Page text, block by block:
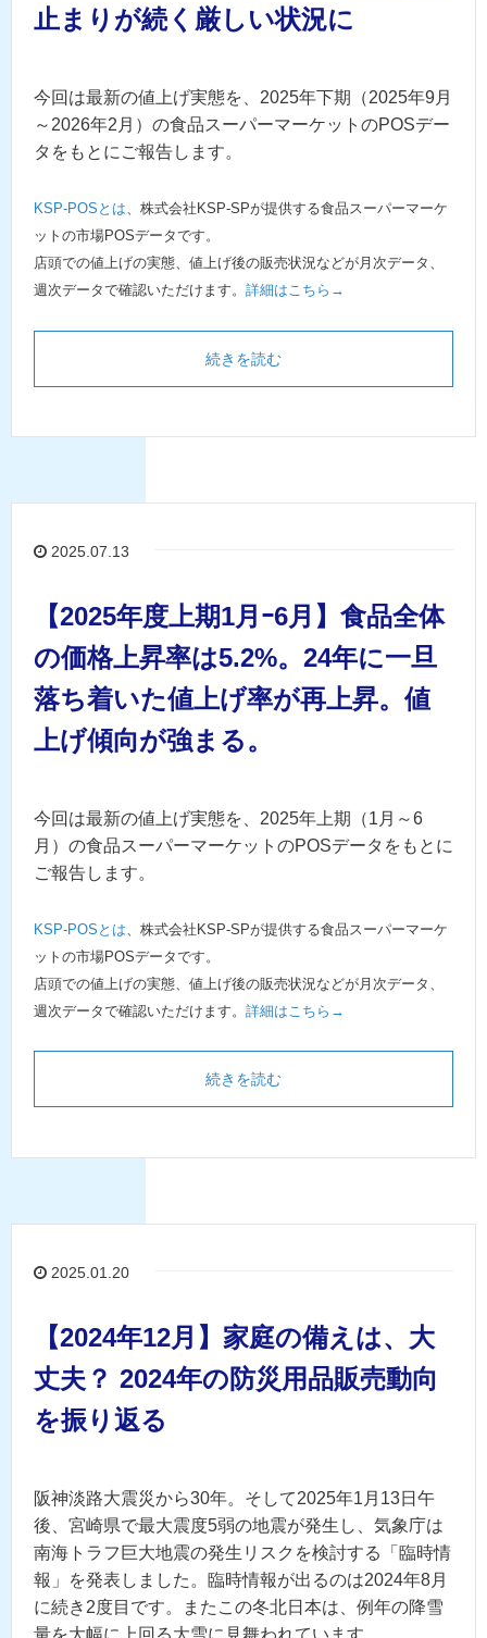
止まりが続く厳しい状況に
今回は最新の値上げ実態を、2025年下期（2025年9月
～2026年2月）の食品スーパーマーケットのPOSデー
タをもとにご報告します。
KSP-POSとは 、株式会社KSP-SPが提供する食品スーパーマーケ
ットの市場POSデータです。
店頭での値上げの実態、値上げ後の販売状況などが月次データ、
週次データで確認いただけます。 詳細はこちら→
続きを読む
2025.07.13
【2025年度上期1月ｰ6月】食品全体
の価格上昇率は5.2%。24年に一旦
落ち着いた値上げ率が再上昇。値
上げ傾向が強まる。
今回は最新の値上げ実態を、2025年上期（1月～6
月）の食品スーパーマーケットのPOSデータをもとに
ご報告します。
KSP-POSとは 、株式会社KSP-SPが提供する食品スーパーマーケ
ットの市場POSデータです。
店頭での値上げの実態、値上げ後の販売状況などが月次データ、
週次データで確認いただけます。 詳細はこちら→
続きを読む
2025.01.20
【2024年12月】家庭の備えは、大
丈夫？ 2024年の防災用品販売動向
を振り返る
阪神淡路大震災から30年。そして2025年1月13日午
後、宮崎県で最大震度5弱の地震が発生し、気象庁は
南海トラフ巨大地震の発生リスクを検討する「臨時情
報」を発表しました。臨時情報が出るのは2024年8月
に続き2度目です。またこの冬北日本は、例年の降雪
量を大幅に上回る大雪に見舞われています。